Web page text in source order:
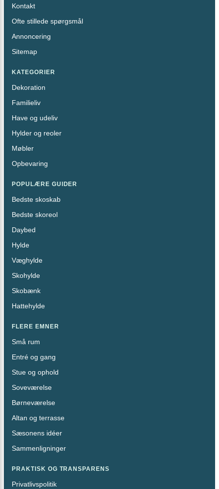
Kontakt
Ofte stillede spørgsmål
Annoncering
Sitemap
KATEGORIER
Dekoration
Familieliv
Have og udeliv
Hylder og reoler
Møbler
Opbevaring
POPULÆRE GUIDER
Bedste skoskab
Bedste skoreol
Daybed
Hylde
Væghylde
Skohylde
Skobænk
Hattehylde
FLERE EMNER
Små rum
Entré og gang
Stue og ophold
Soveværelse
Børneværelse
Altan og terrasse
Sæsonens idéer
Sammenligninger
PRAKTISK OG TRANSPARENS
Privatlivspolitik